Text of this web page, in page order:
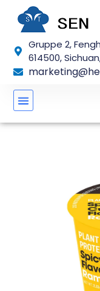
Inhalt
Gruppe 2,
614500,